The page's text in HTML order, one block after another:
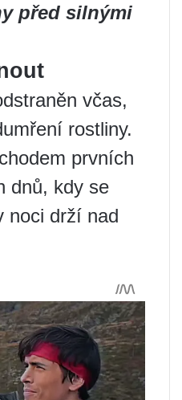
před silnými
včas,
rostliny.
prvních
dnů, kdy se
noci drží nad